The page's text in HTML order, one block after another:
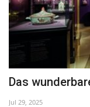
Das
Jul 29, 2025